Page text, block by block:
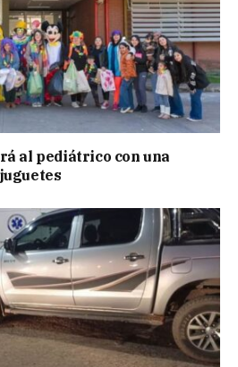
al pediátrico con una